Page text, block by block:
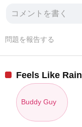
問題を報告する
Feels Like Rain
Buddy Guy